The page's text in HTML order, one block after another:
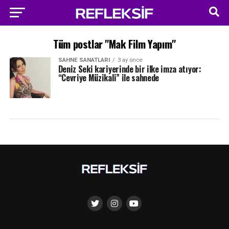
Tüm postlar "Mak Film Yapım"
SAHNE SANATLARI 3 ay önce
Deniz Seki kariyerinde bir ilke imza atıyor:
“Cevriye Müzikali” ile sahnede